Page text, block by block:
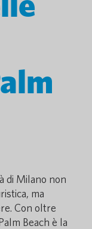
di Milano non
ma
Con oltre
Beach è la